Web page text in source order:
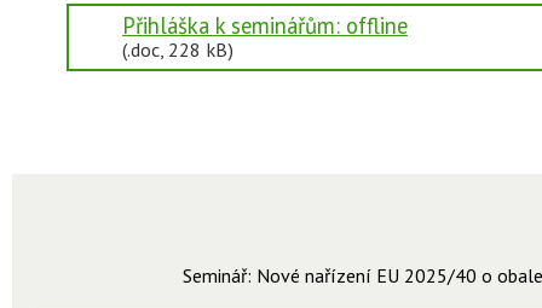
Přihláška k seminářům: offline
(.doc, 228 kB)
Seminář: Nové nařízení EU 2025/40 o